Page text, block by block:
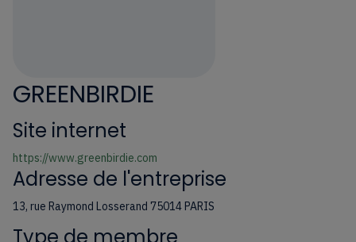
GREENBIRDIE
Site internet
https://www.greenbirdie.com
Adresse de l'entreprise
13, rue Raymond Losserand 75014 PARIS